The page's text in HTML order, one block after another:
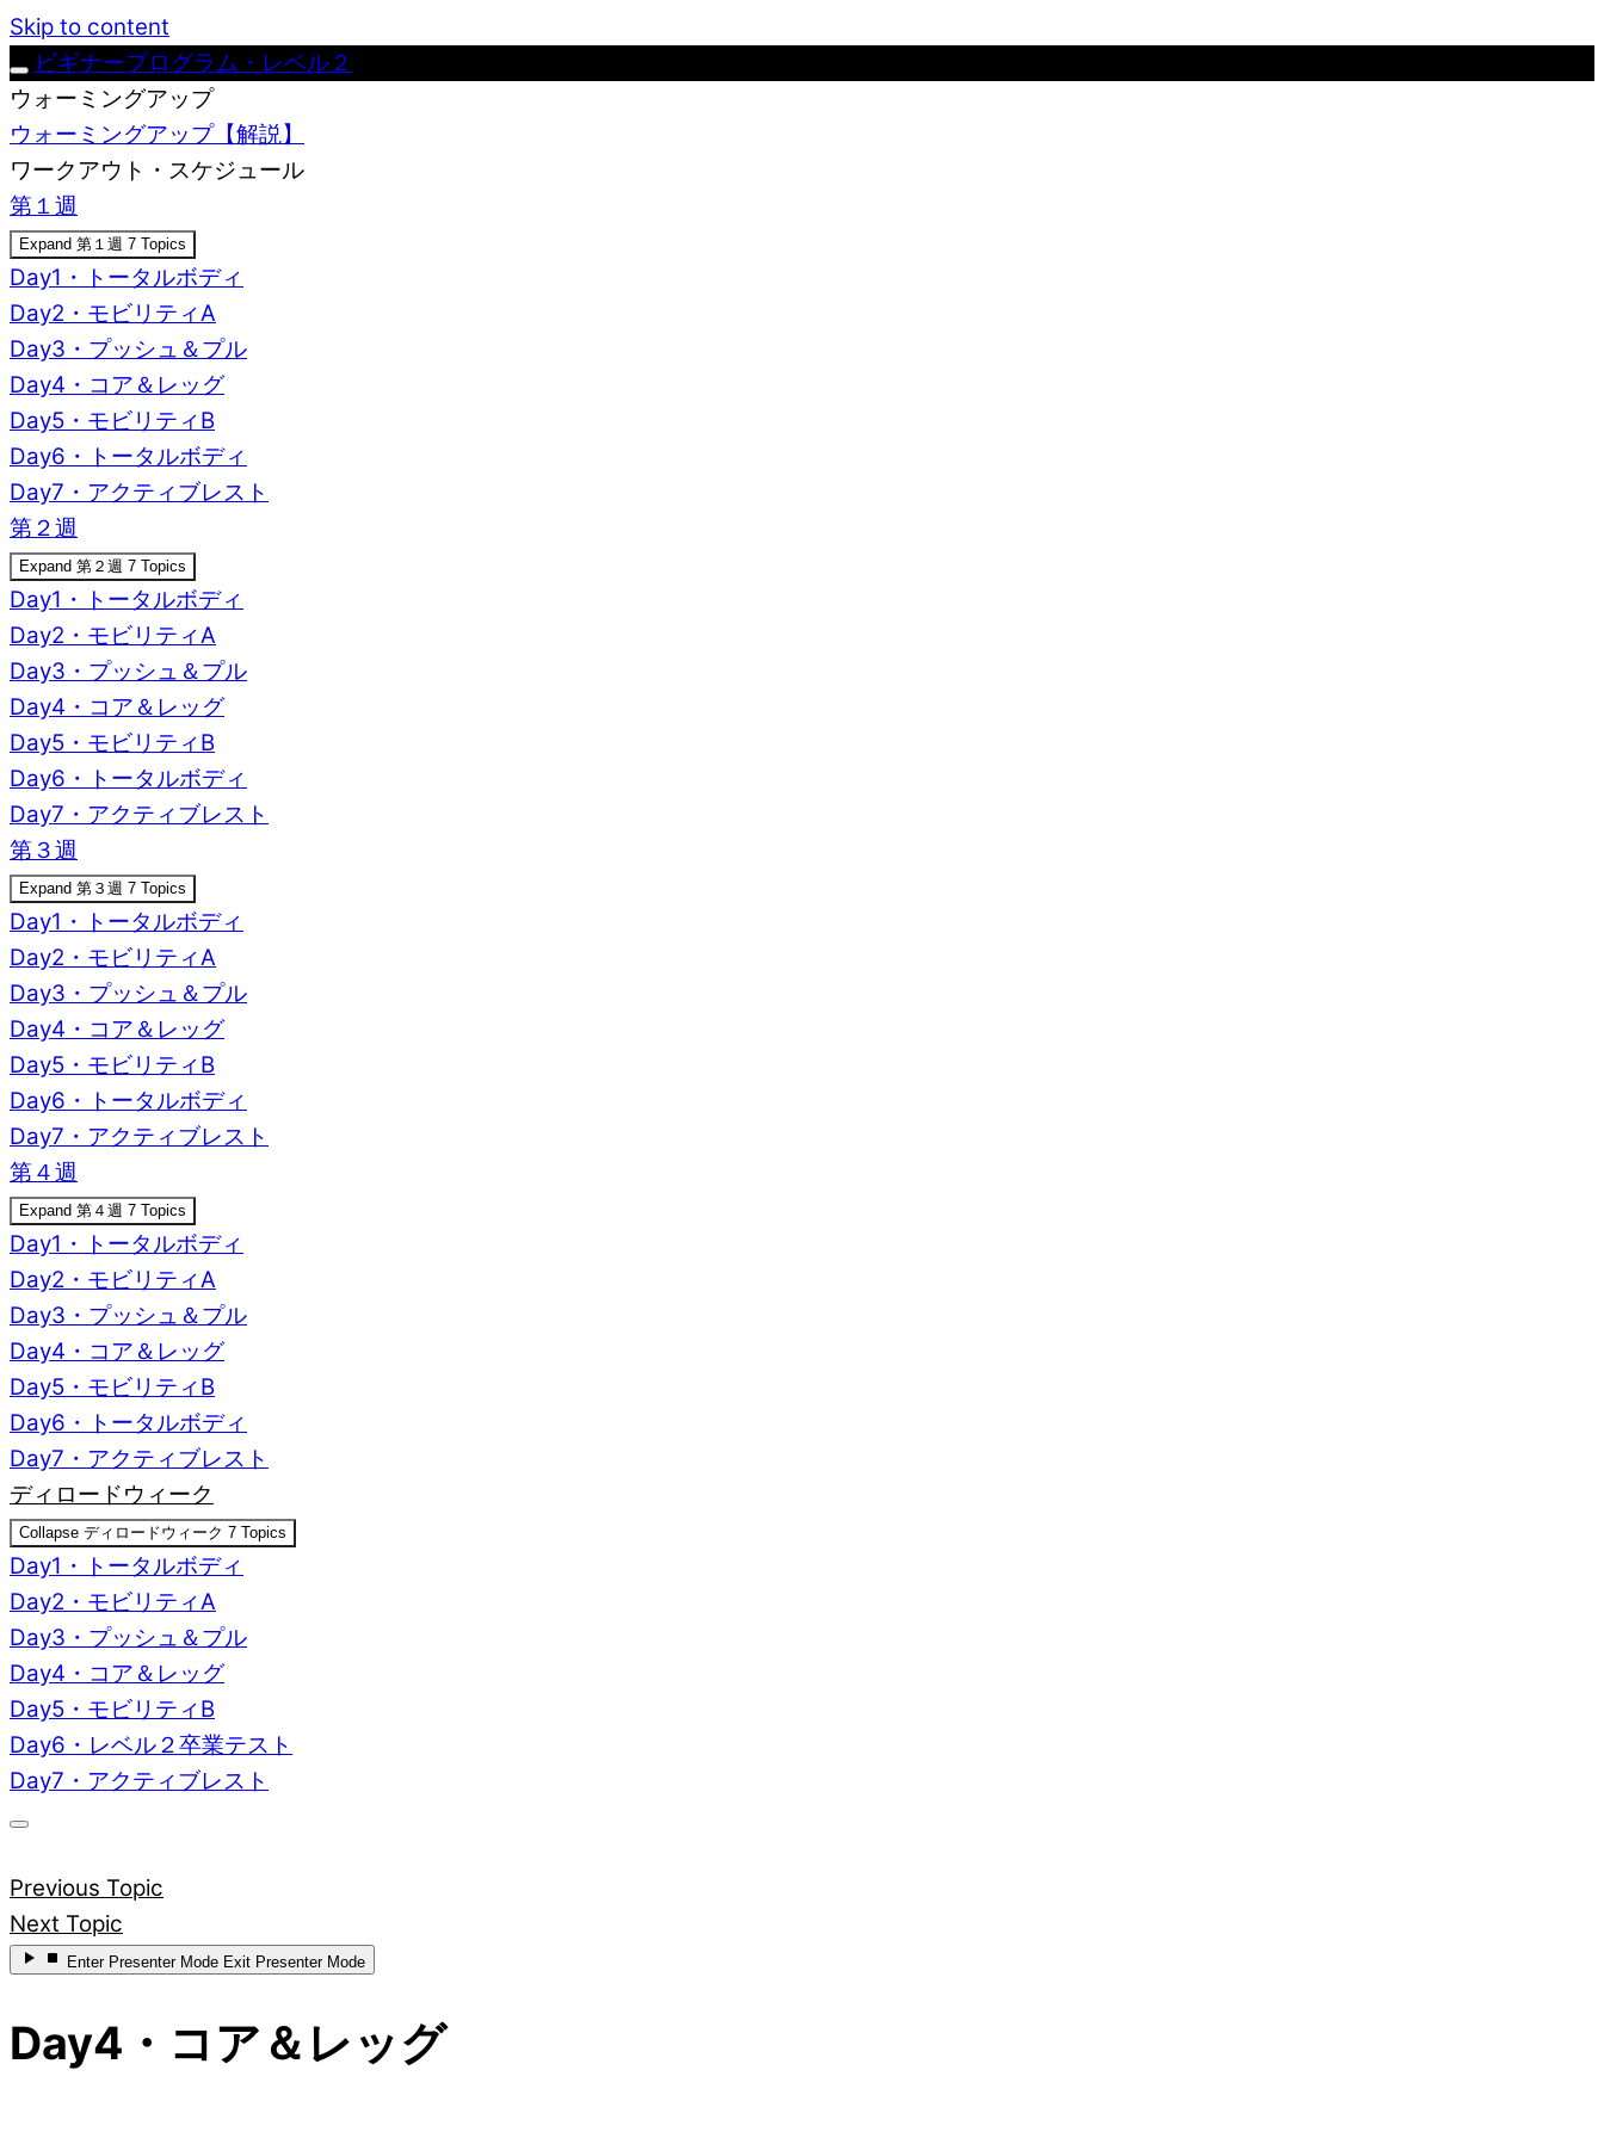
Skip to content
ビギナープログラム・レベル２
ウォーミングアップ
ウォーミングアップ【解説】
ワークアウト・スケジュール
第１週
Expand 第１週 7 Topics
Day1・トータルボディ
Day2・モビリティA
Day3・プッシュ＆プル
Day4・コア＆レッグ
Day5・モビリティB
Day6・トータルボディ
Day7・アクティブレスト
第２週
Expand 第２週 7 Topics
Day1・トータルボディ
Day2・モビリティA
Day3・プッシュ＆プル
Day4・コア＆レッグ
Day5・モビリティB
Day6・トータルボディ
Day7・アクティブレスト
第３週
Expand 第３週 7 Topics
Day1・トータルボディ
Day2・モビリティA
Day3・プッシュ＆プル
Day4・コア＆レッグ
Day5・モビリティB
Day6・トータルボディ
Day7・アクティブレスト
第４週
Expand 第４週 7 Topics
Day1・トータルボディ
Day2・モビリティA
Day3・プッシュ＆プル
Day4・コア＆レッグ
Day5・モビリティB
Day6・トータルボディ
Day7・アクティブレスト
ディロードウィーク
Collapse ディロードウィーク 7 Topics
Day1・トータルボディ
Day2・モビリティA
Day3・プッシュ＆プル
Day4・コア＆レッグ
Day5・モビリティB
Day6・レベル２卒業テスト
Day7・アクティブレスト
Previous Topic
Next Topic
Enter Presenter Mode Exit Presenter Mode
Day4・コア＆レッグ